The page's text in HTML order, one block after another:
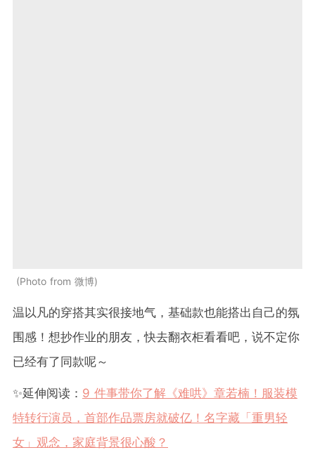
Photo from 微博
温以凡的穿搭其实很接地气，基础款也能搭出自己的氛
围感！想抄作业的朋友，快去翻衣柜看看吧，说不定你
已经有了同款呢～
✨延伸阅读： 9 件事带你了解《难哄》章若楠！服装模
特转行演员，首部作品票房就破亿！名字藏「重男轻
女」观念，家庭背景很心酸？